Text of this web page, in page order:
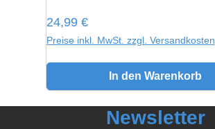
Regulärer Preis:
24,99 €
Preise inkl. MwSt. zzgl. Versandkosten
In den Warenkorb
Newsletter